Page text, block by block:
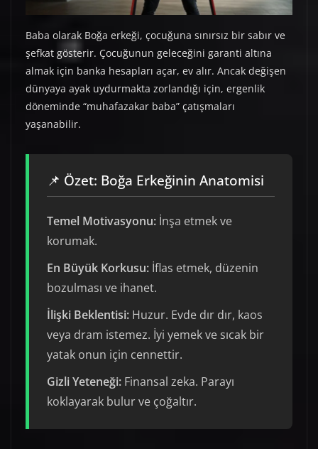
Baba olarak Boğa erkeği, çocuğuna sınırsız bir sabır ve
şefkat gösterir. Çocuğunun geleceğini garanti altına
almak için banka hesapları açar, ev alır. Ancak değişen
dünyaya ayak uydurmakta zorlandığı için, ergenlik
döneminde “muhafazakar baba” çatışmaları
yaşanabilir.
📌 Özet: Boğa Erkeğinin Anatomisi
Temel Motivasyonu: İnşa etmek ve
korumak.
En Büyük Korkusu: İflas etmek, düzenin
bozulması ve ihanet.
İlişki Beklentisi: Huzur. Evde dır dır, kaos
veya dram istemez. İyi yemek ve sıcak bir
yatak onun için cennettir.
Gizli Yeteneği: Finansal zeka. Parayı
koklayarak bulur ve çoğaltır.